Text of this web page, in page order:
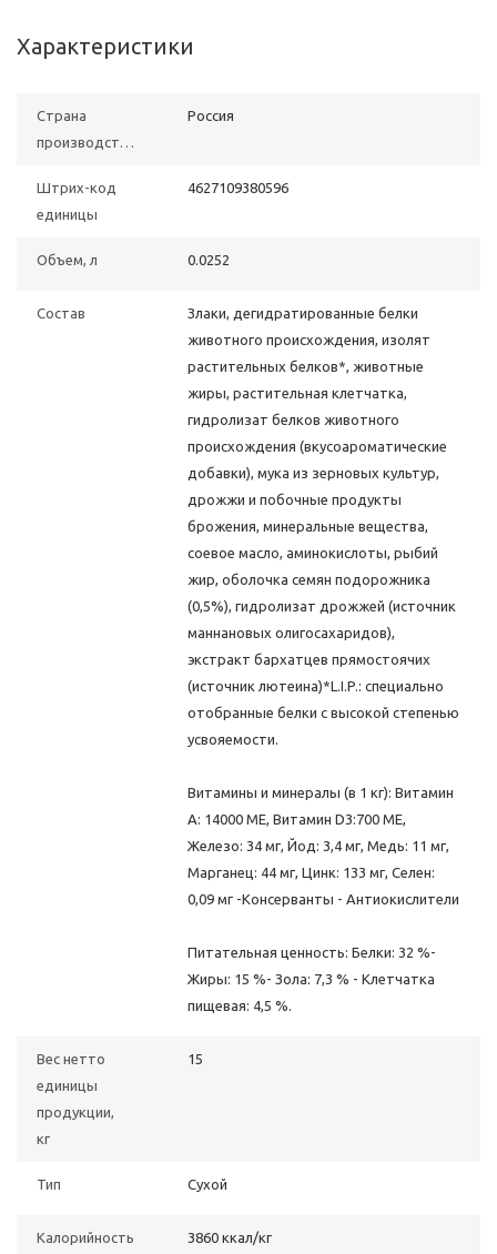
Характеристики
Страна
производства
Poccия
Штрих-код
единицы
4627109380596
Объем, л 0.0252
Состав
Злаки, дегидратированные белки
животного происхождения, изолят
растительных белков*, животные
жиры, растительная клетчатка,
гидролизат белков животного
происхождения (вкусоароматические
добавки), мука из зерновых культур,
дрожжи и побочные продукты
брожения, минеральные вещества,
соевое масло, аминокислоты, рыбий
жир, оболочка семян подорожника
(0,5%), гидролизат дрожжей (источник
маннановых олигосахаридов),
экстракт бархатцев прямостоячих
(источник лютеина)*L.I.P.: специально
отобранные белки с высокой степенью
усвояемости.
Витамины и минералы (в 1 кг): Витамин
А: 14000 ME, Витамин D3:700 ME,
Железо: 34 мг, Йод: 3,4 мг, Медь: 11 мг,
Марганец: 44 мг, Цинк: 133 мг, Селен:
0,09 мг -Консерванты - Антиокислители
Питательная ценность: Белки: 32 %-
Жиры: 15 %- Зола: 7,3 % - Клетчатка
пищевая: 4,5 %.
Вес нетто
единицы
продукции,
кг
15
Тип Сухой
Калорийность
3860 ккал/кг